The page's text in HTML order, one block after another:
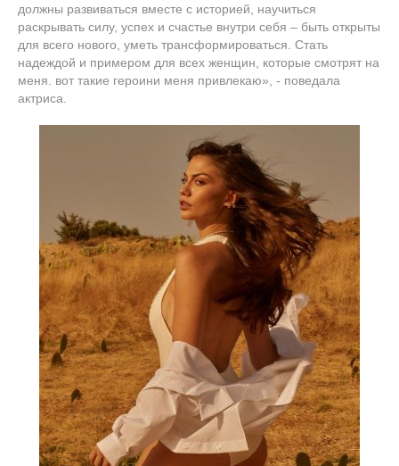
должны развиваться вместе с историей, научиться
раскрывать силу, успех и счастье внутри себя – быть открыты
для всего нового, уметь трансформироваться. Стать
надеждой и примером для всех женщин, которые смотрят на
меня. вот такие героини меня привлекаю», - поведала
актриса.